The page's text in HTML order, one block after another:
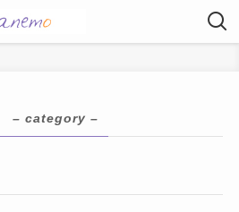
– category –